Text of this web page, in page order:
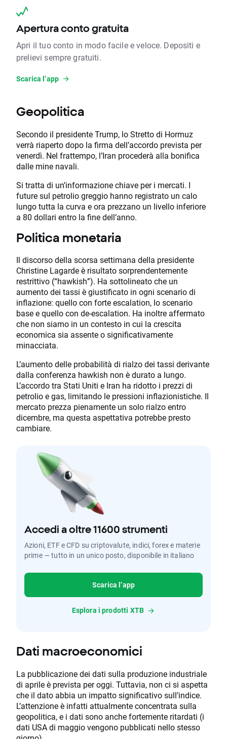
Apertura conto gratuita
Apri il tuo conto in modo facile e veloce. Depositi e
prelievi sempre gratuiti.
Scarica l’app
Geopolitica
Secondo il presidente Trump, lo Stretto di Hormuz
verrà riaperto dopo la firma dell’accordo prevista per
venerdì. Nel frattempo, l’Iran procederà alla bonifica
dalle mine navali.
Si tratta di un’informazione chiave per i mercati. I
future sul petrolio greggio hanno registrato un calo
lungo tutta la curva e ora prezzano un livello inferiore
a 80 dollari entro la fine dell’anno.
Politica monetaria
Il discorso della scorsa settimana della presidente
Christine Lagarde è risultato sorprendentemente
restrittivo (“hawkish”). Ha sottolineato che un
aumento dei tassi è giustificato in ogni scenario di
inflazione: quello con forte escalation, lo scenario
base e quello con de-escalation. Ha inoltre affermato
che non siamo in un contesto in cui la crescita
economica sia assente o significativamente
minacciata.
L’aumento delle probabilità di rialzo dei tassi derivante
dalla conferenza hawkish non è durato a lungo.
L’accordo tra Stati Uniti e Iran ha ridotto i prezzi di
petrolio e gas, limitando le pressioni inflazionistiche. Il
mercato prezza pienamente un solo rialzo entro
dicembre, ma questa aspettativa potrebbe presto
cambiare.
Accedi a oltre 11600 strumenti
Azioni, ETF e CFD su criptovalute, indici, forex e materie
prime — tutto in un unico posto, disponibile in italiano
Scarica l’app
Esplora i prodotti XTB
Dati macroeconomici
La pubblicazione dei dati sulla produzione industriale
di aprile è prevista per oggi. Tuttavia, non ci si aspetta
che il dato abbia un impatto significativo sull’indice.
L’attenzione è infatti attualmente concentrata sulla
geopolitica, e i dati sono anche fortemente ritardati (i
dati USA di maggio vengono pubblicati nello stesso